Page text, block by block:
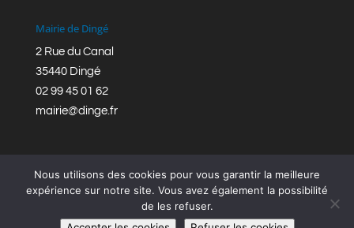
Mairie de Dingé
2 Rue du Canal
35440 Dingé
02 99 45 01 62
mairie@dinge.fr
Réalisation © Mairie de Dingé,Bretagne Romantique
Nous utilisons des cookies pour vous garantir la meilleure
expérience sur notre site. Vous avez également la possibilité
de les refuser.